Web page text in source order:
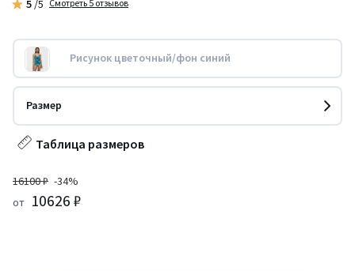
5 /5 Смотреть 5 отзывов
Рисунок цветочный/фон синий
Размер
Таблица размеров
16100 ₽ -34%
от 10626 ₽